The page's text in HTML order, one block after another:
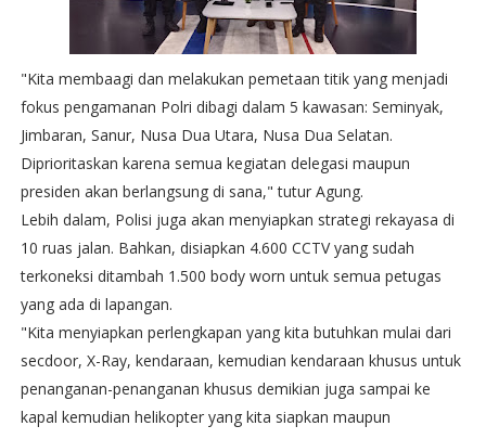
"Kita membaagi dan melakukan pemetaan titik yang menjadi
fokus pengamanan Polri dibagi dalam 5 kawasan: Seminyak,
Jimbaran, Sanur, Nusa Dua Utara, Nusa Dua Selatan.
Diprioritaskan karena semua kegiatan delegasi maupun
presiden akan berlangsung di sana," tutur Agung.
Lebih dalam, Polisi juga akan menyiapkan strategi rekayasa di
10 ruas jalan. Bahkan, disiapkan 4.600 CCTV yang sudah
terkoneksi ditambah 1.500 body worn untuk semua petugas
yang ada di lapangan.
"Kita menyiapkan perlengkapan yang kita butuhkan mulai dari
secdoor, X-Ray, kendaraan, kemudian kendaraan khusus untuk
penanganan-penanganan khusus demikian juga sampai ke
kapal kemudian helikopter yang kita siapkan maupun